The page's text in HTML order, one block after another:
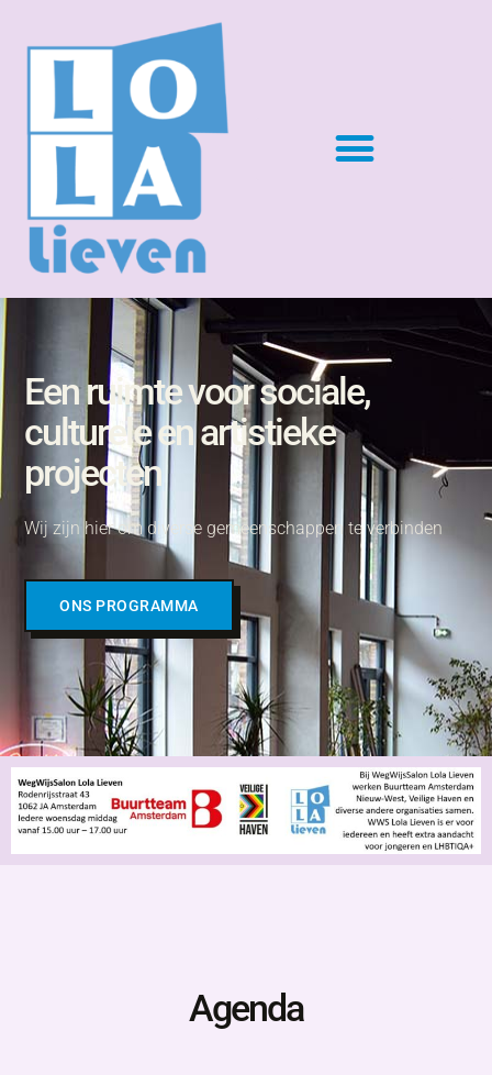
Een ruimte voor sociale,
culturele en artistieke
projecten
Wij zijn hier om diverse gemeenschappen te verbinden
ONS PROGRAMMA
Agenda